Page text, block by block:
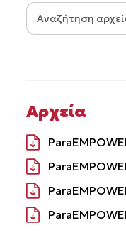
Αρχεία